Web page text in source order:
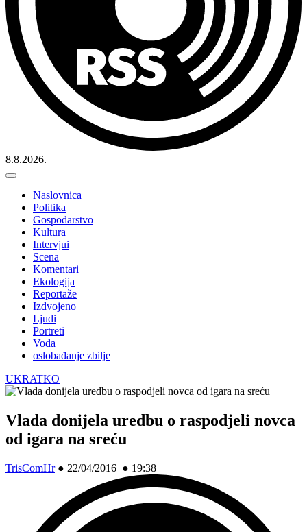
8.8.2026.
Naslovnica
Politika
Gospodarstvo
Kultura
Intervjui
Scena
Komentari
Ekologija
Reportaže
Izdvojeno
Ljudi
Portreti
Voda
oslobađanje zbilje
UKRATKO
Vlada donijela uredbu o raspodjeli novca
od igara na sreću
TrisComHr● 22/04/2016 ● 19:38